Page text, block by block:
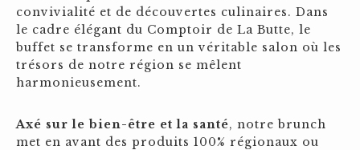
convivialité et de découvertes culinaires. Dans
le cadre élégant du Comptoir de La Butte, le
buffet se transforme en un véritable salon où les
trésors de notre région se mêlent
harmonieusement.
Axé sur le bien-être et la santé, notre brunch
met en avant des produits 100% régionaux ou